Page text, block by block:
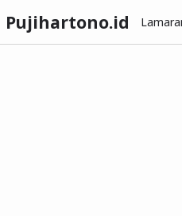
Pujihartono.id